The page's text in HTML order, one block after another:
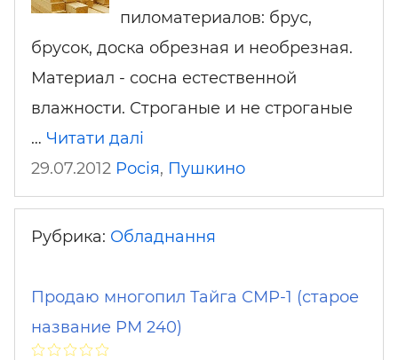
пиломатериалов: брус,
брусок, доска обрезная и необрезная.
Материал - сосна естественной
влажности. Строганые и не строганые
… Читати далі
29.07.2012 Росія, Пушкино
Рубрика: Обладнання
Продаю многопил Тайга СМР-1 (старое
название РМ 240)